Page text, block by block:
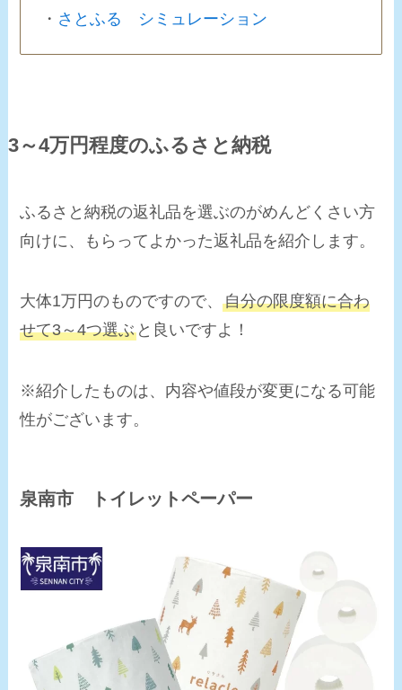
・ さとふる シミュレーション
3～4万円程度のふるさと納税
ふるさと納税の返礼品を選ぶのがめんどくさい方
向けに、もらってよかった返礼品を紹介します。
大体1万円のものですので、自分の限度額に合わ
せて3～4つ選ぶ と良いですよ！
※紹介したものは、内容や値段が変更になる可能
性がございます。
泉南市 トイレットペーパー